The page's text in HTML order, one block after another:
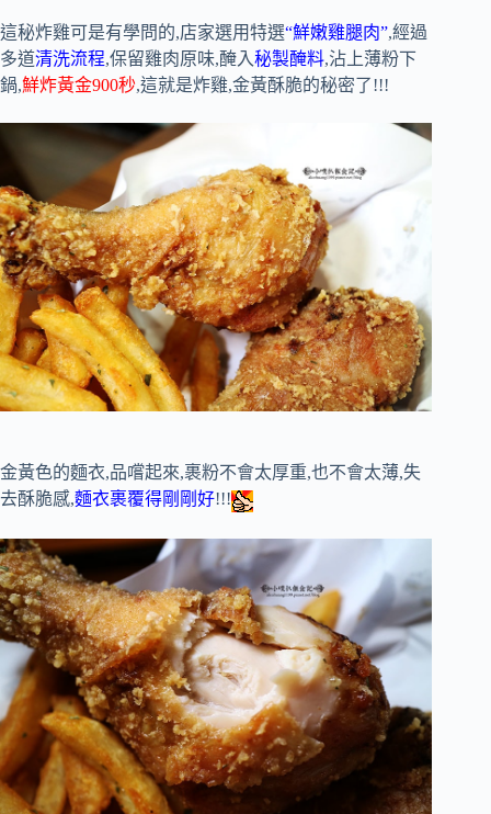
這秘炸雞可是有學問的,店家選用特選“鮮嫩雞腿肉”,經過
多道清洗流程,保留雞肉原味,醃入秘製醃料,沾上薄粉下
鍋,鮮炸黃金900秒,這就是炸雞,金黃酥脆的秘密了!!!
金黃色的麵衣,品嚐起來,裹粉不會太厚重,也不會太薄,失
去酥脆感,麵衣裹覆得剛剛好!!!